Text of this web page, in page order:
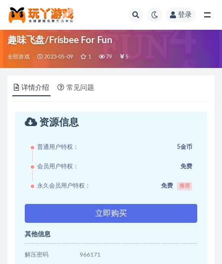
登录
趣味飞盘/Frisbee For Fun
全部游戏 2023-05-09 1 79 5
详情介绍 常见问题
资源信息
普通用户特权： 5金币
会员用户特权： 免费
永久会员用户特权： 免费 推荐
立即购买
其他信息
解压密码 966171